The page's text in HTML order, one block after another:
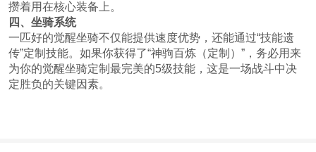
攒着用在核心装备上。
四、坐骑系统
一匹好的觉醒坐骑不仅能提供速度优势，还能通过“技能遗
传”定制技能。如果你获得了“神驹百炼（定制）”，务必用来
为你的觉醒坐骑定制最完美的5级技能，这是一场战斗中决
定胜负的关键因素。